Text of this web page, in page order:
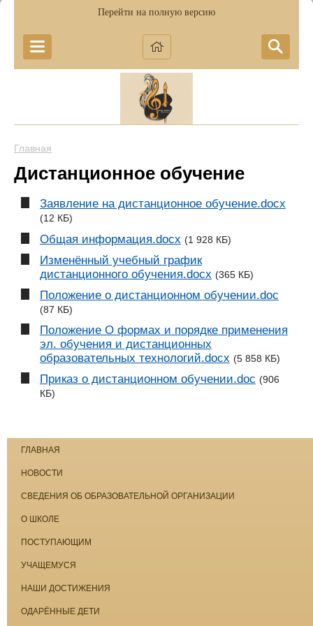
Перейти на полную версию
Главная
Дистанционное обучение
Заявление на дистанционное обучение.docx
(12 КБ)
Общая информация.docx (1 928 КБ)
Изменённый учебный график
дистанционного обучения.docx (365 КБ)
Положение о дистанционном обучении.doc
(87 КБ)
Положение О формах и порядке применения
эл. обучения и дистанционных
образовательных технологий.docx (5 858 КБ)
Приказ о дистанционном обучении.doc (906
КБ)
ГЛАВНАЯ
НОВОСТИ
СВЕДЕНИЯ ОБ ОБРАЗОВАТЕЛЬНОЙ ОРГАНИЗАЦИИ
О ШКОЛЕ
ПОСТУПАЮЩИМ
УЧАЩЕМУСЯ
НАШИ ДОСТИЖЕНИЯ
ОДАРЁННЫЕ ДЕТИ